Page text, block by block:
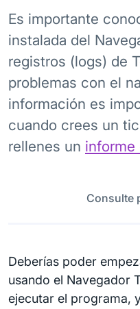
Es importante
instalada del
registros (logs) de
problemas con el
información es
cuando crees un
rellenes un informe
Consulte
Deberías poder
usando el Navegador
ejecutar el programa,